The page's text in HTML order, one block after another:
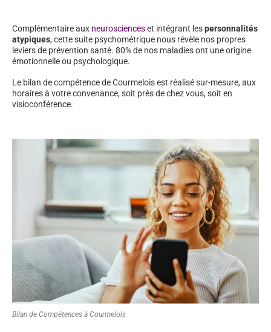
Complémentaire aux neuroscienceset intégrant lespersonnalités
atypiques, cette suite psychométrique nous révèle nos propres
leviers de prévention santé. 80% de nos maladies ont une origine
émotionnelle ou psychologique.
Le bilan de compétence de Courmelois est réalisé sur-mesure, aux
horaires à votre convenance, soit près de chez vous, soit en
visioconférence.
Bilan de Compétences à Courmelois